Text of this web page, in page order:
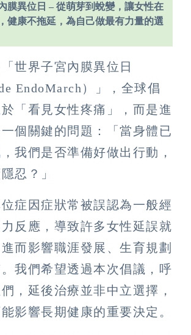
膜異位日 – 從萌芽到蛻變，讓女性在
健康不拖延，為自己做最有力量的選
世界子宮內膜異位日
EndoMarch）」，全球倡
「看見女性疼痛」，而是進
個關鍵的問題：「當身體已
我們是否準備好做出行動，
忍？」
症因症狀常被誤認為一般經
反應，導致許多女性延誤就
而影響職涯發展、生育規劃
我們希望透過本次倡議，呼
，延後治療並非中立選擇，
影響長期健康的重要決定。